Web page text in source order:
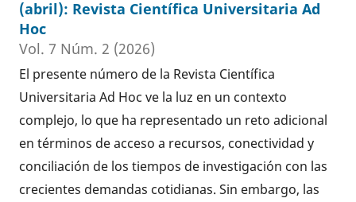
(abril): Revista Científica Universitaria Ad
Hoc
Vol. 7 Núm. 2 (2026)
El presente número de la Revista Científica
Universitaria Ad Hoc ve la luz en un contexto
complejo, lo que ha representado un reto adicional
en términos de acceso a recursos, conectividad y
conciliación de los tiempos de investigación con las
crecientes demandas cotidianas. Sin embargo, las